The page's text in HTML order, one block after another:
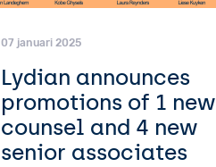
07 januari 2025
Lydian announces
promotions of 1 new
counsel and 4 new
senior associates